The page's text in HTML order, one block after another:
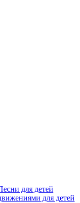
для детей
для детей